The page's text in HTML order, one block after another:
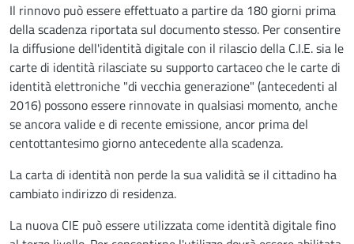
Il rinnovo può essere effettuato a partire da 180 giorni prima
della scadenza riportata sul documento stesso. Per consentire
la diffusione dell'identità digitale con il rilascio della C.I.E. sia le
carte di identità rilasciate su supporto cartaceo che le carte di
identità elettroniche "di vecchia generazione" (antecedenti al
2016) possono essere rinnovate in qualsiasi momento, anche
se ancora valide e di recente emissione, ancor prima del
centottantesimo giorno antecedente alla scadenza.
La carta di identità non perde la sua validità se il cittadino ha
cambiato indirizzo di residenza.
La nuova CIE può essere utilizzata come identità digitale fino